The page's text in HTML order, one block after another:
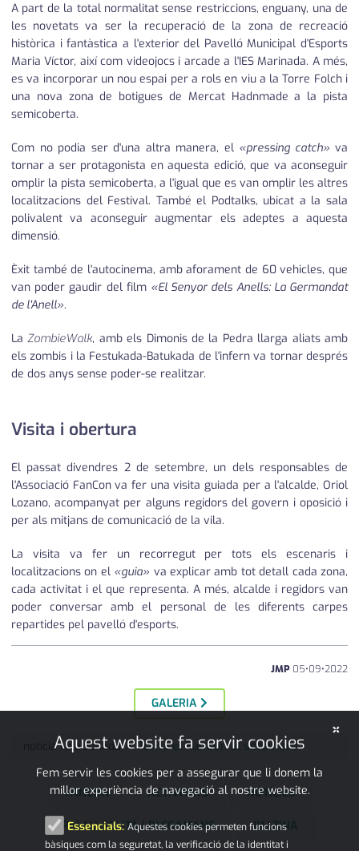
A part de la total normalitat sense restriccions, enguany, una de
les novetats va ser la recuperació de la zona de recreació
històrica i fantàstica a l'exterior del Pavelló Municipal d'Esports
Maria Víctor, així com videojocs i arcade a l'IES Marinada. A més,
es va incorporar un nou espai per a rols en viu a la Torre Folch i
una nova zona de botigues de Mercat Hadnmade a la pista
semicoberta.
Com no podia ser d'una altra manera, el «pressing catch» va
tornar a ser protagonista en aquesta edició, que va aconseguir
omplir la pista semicoberta, a l'igual que es van omplir les altres
localitzacions del Festival. També el Podtalks, ubicat a la sala
polivalent va aconseguir augmentar els adeptes a aquesta
dimensió.
Èxit també de l'autocinema, amb aforament de 60 vehicles, que
van poder gaudir del film «El Senyor dels Anells: La Germandat
de l'Anell».
LaZombieWalk, amb els Dimonis de la Pedra llarga aliats amb
els zombis i la Festukada-Batukada de l'infern va tornar després
de dos anys sense poder-se realitzar.
Visita i obertura
El passat divendres 2 de setembre, un dels responsables de
l'Associació FanCon va fer una visita guiada per a l'alcalde, Oriol
Lozano, acompanyat per alguns regidors del govern i oposició i
per als mitjans de comunicació de la vila.
La visita va fer un recorregut per tots els escenaris i
localitzacions on el «guia» va explicar amb tot detall cada zona,
cada activitat i el que representa. A més, alcalde i regidors van
poder conversar amb el personal de les diferents carpes
repartides pel pavelló d'esports.
JMP 05•09•2022
GALERIA
notícia relacionada Torna el FanCon al setembre
FANCON ACTIVITATS NOTÍCIES
PALAU-SOLITÀ I PLEGAMANS L'ALZINA
×
Aquest website fa servir cookies
Fem servir les cookies per a assegurar que li donem la
millor experiència de navegació al nostre website.
Essencials: Aquestes cookies permeten funcions
bàsiques com la seguretat, la verificació de la identitat i